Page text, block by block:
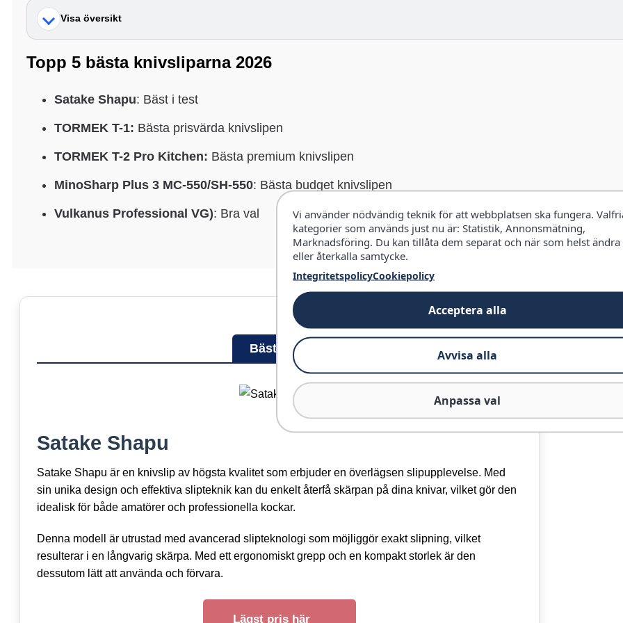
Vi använder nödvändig teknik för att webbplatsen ska fungera.
kategorier som används just nu är: Statistik, Annonsmätning,
Marknadsföring. Du kan tillåta dem separat och när som helst ändra
eller återkalla samtycke.
IntegritetspolicyCookiepolicy
Acceptera alla
Avvisa alla
Anpassa val
Visa översikt
Topp 5 bästa knivsliparna 2026
Satake Shapu: Bäst i test
TORMEK T-1: Bästa prisvärda knivslipen
TORMEK T-2 Pro Kitchen: Bästa premium knivslipen
MinoSharp Plus 3 MC-550/SH-550: Bästa budget knivslipen
Vulkanus Professional VG): Bra val
Bäst i test
Satake Shapu
Satake Shapu är en knivslip av högsta kvalitet som erbjuder en överlägsen slipupplevelse. Med
sin unika design och effektiva slipteknik kan du enkelt återfå skärpan på dina knivar, vilket gör den
idealisk för både amatörer och professionella kockar.
Denna modell är utrustad med avancerad slipteknologi som möjliggör exakt slipning, vilket
resulterar i en långvarig skärpa. Med ett ergonomiskt grepp och en kompakt storlek är den
dessutom lätt att använda och förvara.
Lägst pris här